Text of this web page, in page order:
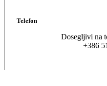
Telefon
Dosegljivi na
+386